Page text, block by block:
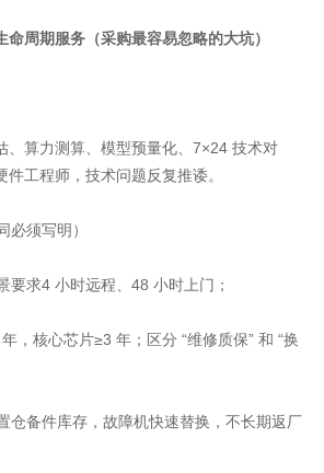
命周期服务（采购最容易忽略的大坑）
、算力测算、模型预量化、7×24 技术对
工程师，技术问题反复推诿。
必须写明）
要求4 小时远程、48 小时上门；
，核心芯片≥3 年；区分 “维修质保” 和 “换
仓备件库存，故障机快速替换，不长期返厂